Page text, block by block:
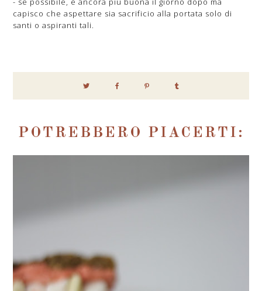
capisco che aspettare sia sacrificio alla portata solo di
santi o aspiranti tali.
POTREBBERO PIACERTI: